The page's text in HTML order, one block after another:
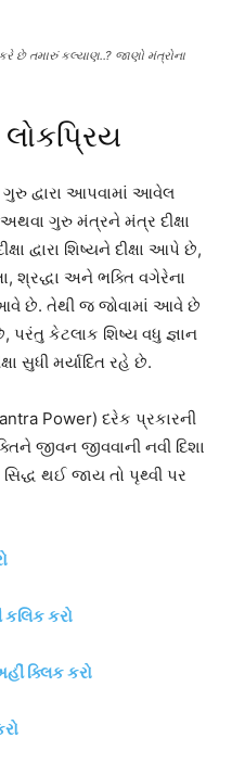
કરે છે તમારું કલ્યાણ..? જાણો મંત્રોના
લોકપ્રિય
ગુરુ દ્વારા આપવામાં આવેલ
અથવા ગુરુ મંત્રને મંત્ર દીક્ષા
દ્વારા શિષ્યને દીક્ષા આપે છે,
શ્રદ્ધા અને ભક્તિ વગેરેના
આવે છે. તેથી જ જોવામાં આવે છે
કેટલાક શિષ્ય વધુ જ્ઞાન
સુધી મર્યાદિત રહે છે.
Power) દરેક પ્રકારની
જીવન જીવવાની નવી દિશા
થઈ જાય તો પૃથ્વી પર
કરો
ક્લિક કરો